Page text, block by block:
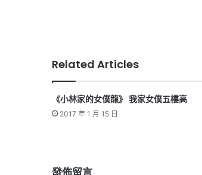
Related Articles
《小林家的女僕龍》 我家女僕五樓高
2017 年 1 月 15 日